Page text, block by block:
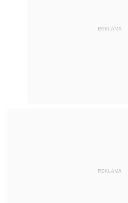
REKLAMA
REKLAMA